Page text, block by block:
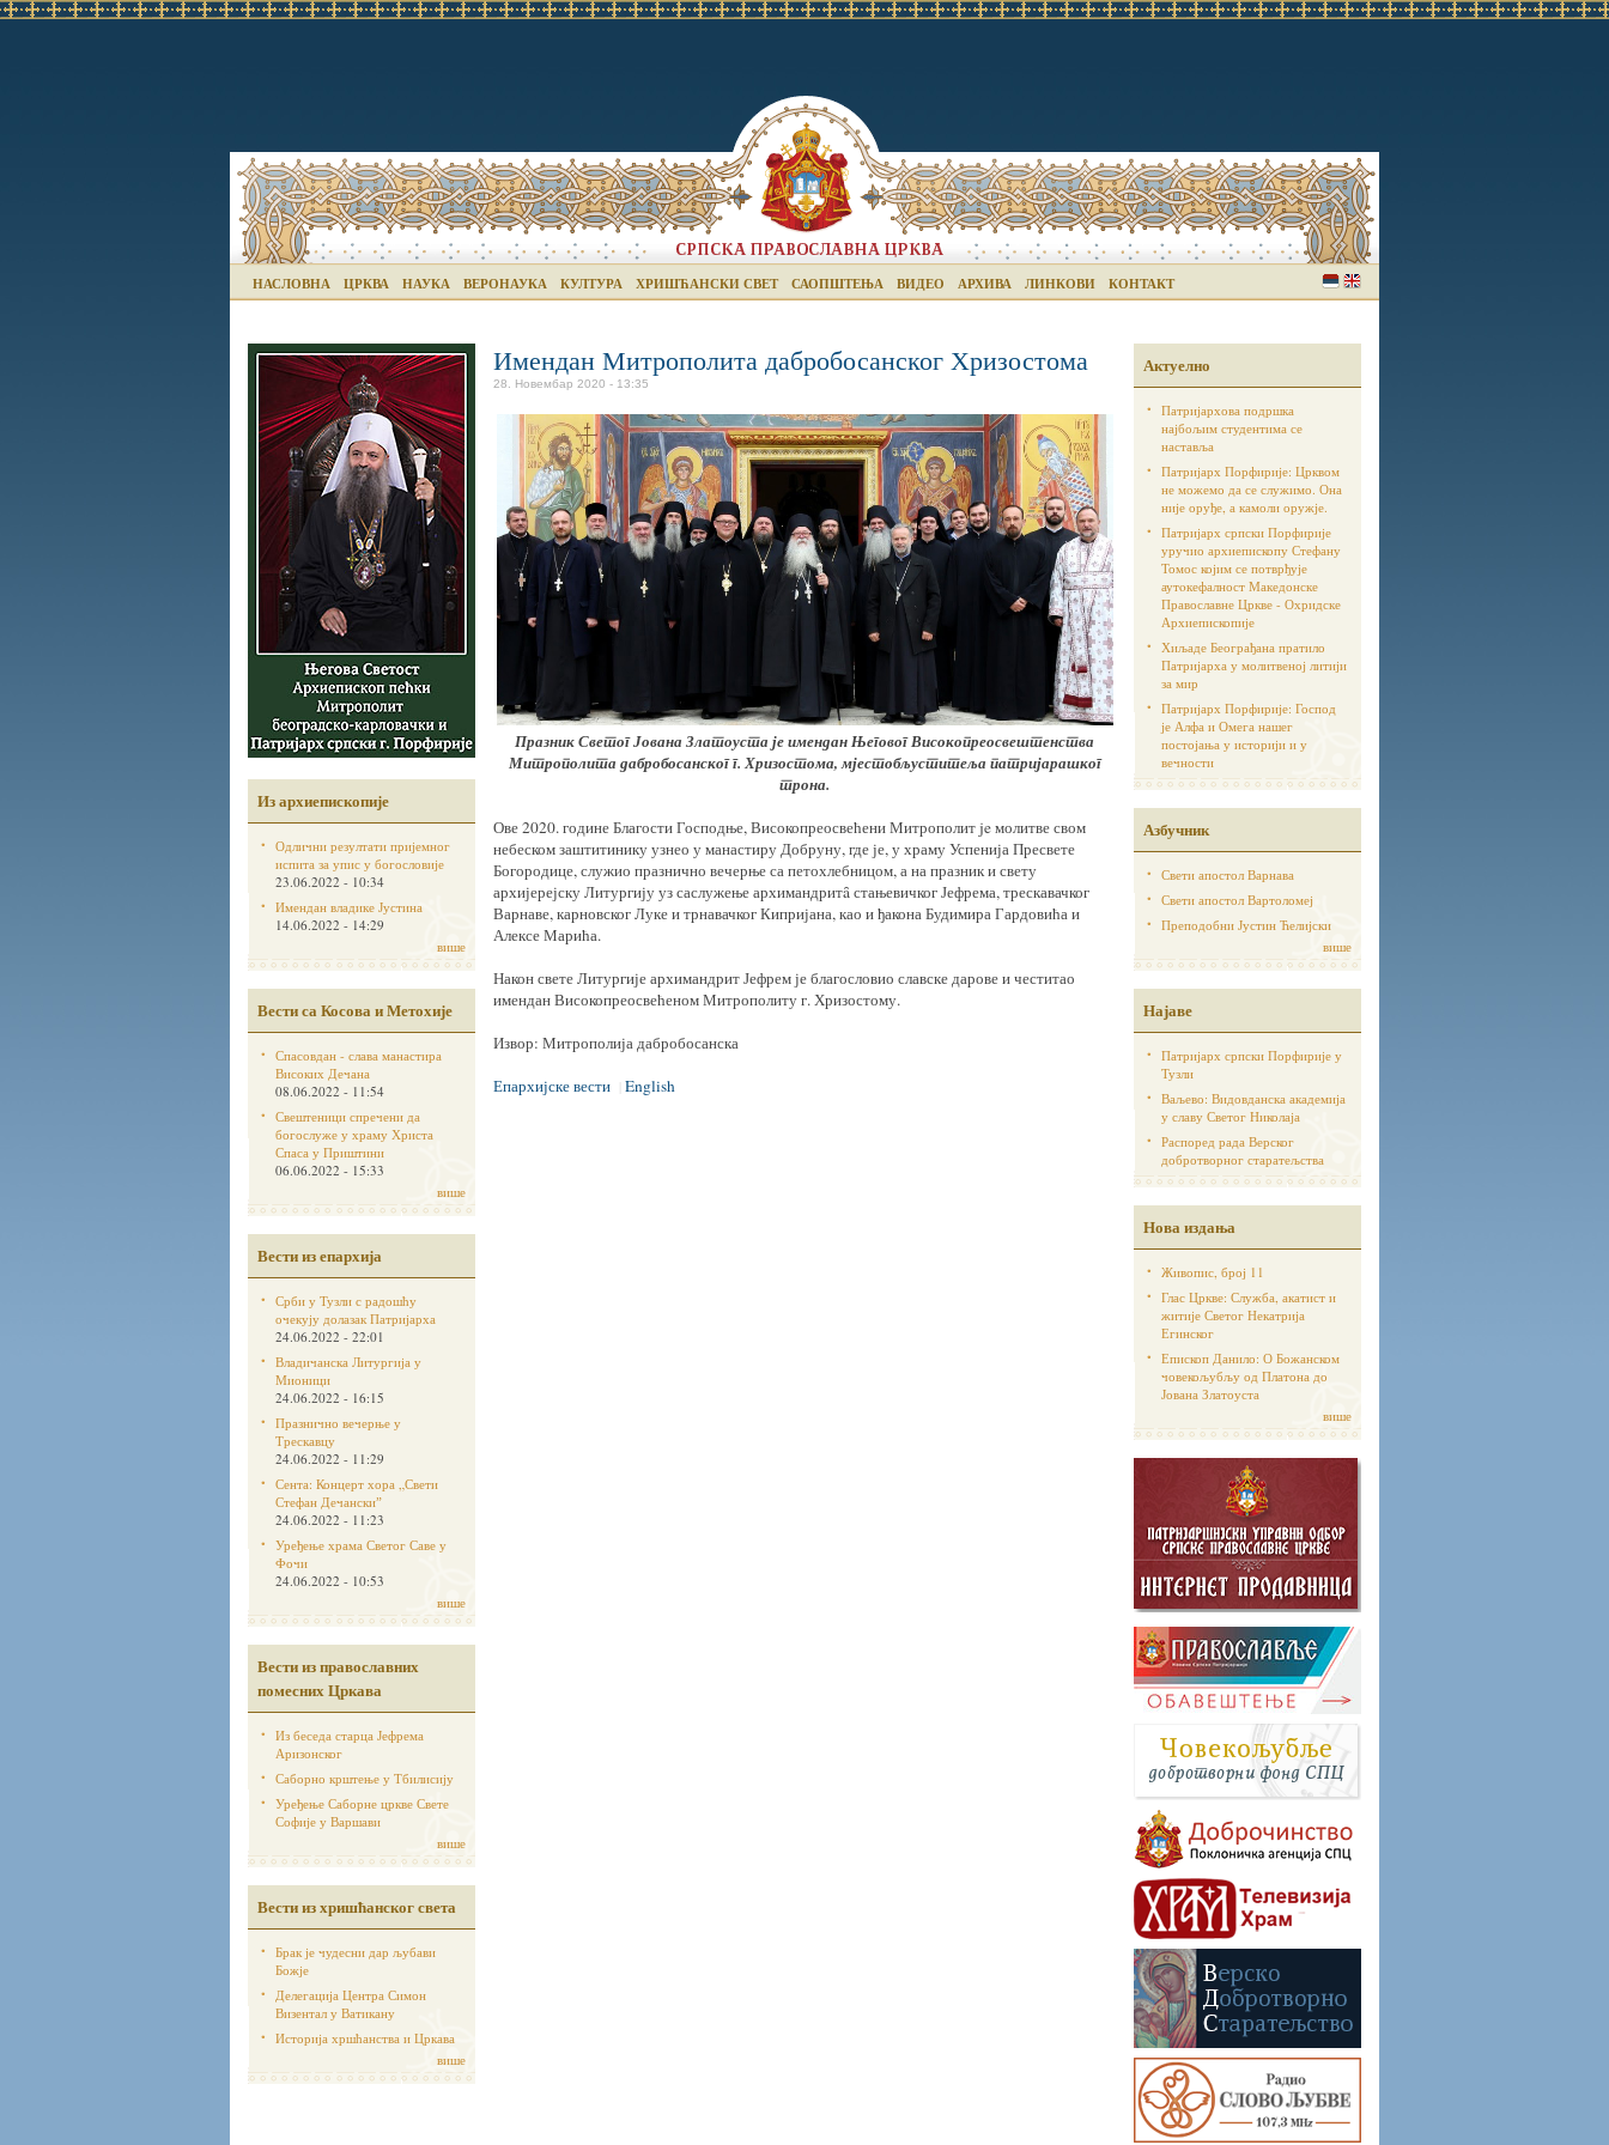
НАСЛОВНА ЦРКВА НАУКА ВЕРОНАУКА КУЛТУРА ХРИШЋАНСКИ СВЕТ САОПШТЕЊА ВИДЕО АРХИВА ЛИНКОВИ КОНТАКТ
Из архиепископије
Одлични резултати пријемног
испита за упис у богословије
23.06.2022 - 10:34
Имендан владике Јустина
14.06.2022 - 14:29
више
Вести са Косова и Метохије
Спасовдан - слава манастира
Високих Дечана
08.06.2022 - 11:54
Свештеници спречени да
богослуже у храму Христа
Спаса у Приштини
06.06.2022 - 15:33
више
Вести из епархија
Срби у Тузли с радошћу
очекују долазак Патријарха
24.06.2022 - 22:01
Владичанска Литургија у
Мионици
24.06.2022 - 16:15
Празнично вечерње у
Трескавцу
24.06.2022 - 11:29
Сента: Концерт хора „Свети
Стефан Дечанскиˮ
24.06.2022 - 11:23
Уређење храма Светог Саве у
Фочи
24.06.2022 - 10:53
више
Вести из православних
помесних Цркава
Из беседа старца Јефрема
Аризонског
Саборно крштење у Тбилисију
Уређење Саборне цркве Свете
Софије у Варшави
више
Вести из хришћанског света
Брак је чудесни дар љубави
Божје
Делегација Центра Симон
Визентал у Ватикану
Историја хршћанства и Цркава
више
Имендан Митрополита дабробосанског Хризостома
28. Новембар 2020 - 13:35
Празник Светог Јована Златоуста је имендан Његовог Високопреосвештенства
Митрополита дабробосанског г. Хризостома, мјестобљуститеља патријарашког
трона.
Ове 2020. године Благости Господње, Високопреосвећени Митрополит je молитве свом
небеском заштитинику узнео у манастиру Добруну, где је, у храму Успенија Пресвете
Богородице, служио празнично вечерње са петохлебницом, а на празник и свету
архијерејску Литургију уз саслужење архимандритȃ стањевичког Јефрема, трескавачког
Варнаве, карновског Луке и трнавачког Кипријана, као и ђакона Будимира Гардовића и
Алексе Марића.
Након свете Литургије архимандрит Јефрем је благословио славске дарове и честитао
имендан Високопреосвећеном Митрополиту г. Хризостому.
Извор: Митрополија дабробосанска
Епархијске вести
English
Актуелно
Патријархова подршка
најбољим студентима се
наставља
Патријарх Порфирије: Црквом
не можемо да се служимо. Она
није оруђе, а камоли оружје.
Патријарх српски Порфирије
уручио архиепископу Стефану
Томос којим се потврђује
аутoкефалност Македонске
Православне Цркве - Охридске
Архиепископије
Хиљаде Београђана пратило
Патријарха у молитвеној литији
за мир
Патријарх Порфирије: Господ
је Алфа и Омега нашег
постојања у историји и у
вечности
Азбучник
Свети апостол Варнава
Свети апостол Вартоломеј
Преподобни Јустин Ћелијски
више
Најаве
Патријарх српски Порфирије у
Тузли
Ваљево: Видовданска академија
у славу Светог Николаја
Распоред рада Верског
добротворног старатељства
Нова издања
Живопис, број 11
Глас Цркве: Служба, акатист и
житије Светог Некатрија
Егинског
Епископ Данило: О Божанском
човекољубљу од Платона до
Јована Златоуста
више